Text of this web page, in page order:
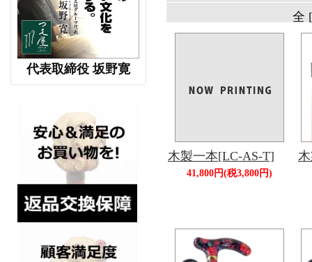
代表取締役 坂野寛
全
木製一本[LC-AS-T]
41,800円(税3,800円)